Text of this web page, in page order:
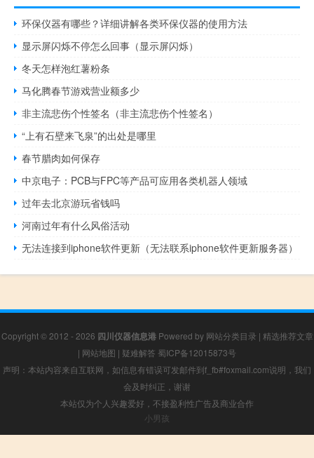
环保仪器有哪些？详细讲解各类环保仪器的使用方法
显示屏闪烁不停怎么回事（显示屏闪烁）
冬天怎样泡红薯粉条
马化腾春节游戏营业额多少
非主流悲伤个性签名（非主流悲伤个性签名）
“上有石壁来飞泉”的出处是哪里
春节腊肉如何保存
中京电子：PCB与FPC等产品可应用各类机器人领域
过年去北京游玩省钱吗
河南过年有什么风俗活动
无法连接到iphone软件更新（无法联系iphone软件更新服务器）
Copyright © 2012 - 2026 四川仪器信息港Powered by 网站分类目录 | 精选推荐文章
| 网站地图 | 疑难解答 蜀ICP备12015873号
声明：本站内容来自互联网，如信息有错误可发邮件到f_fb#foxmail.com说明，我们
会及时纠正，谢谢
本站仅为个人兴趣爱好，不接盈利性广告及商业合作
小男孩